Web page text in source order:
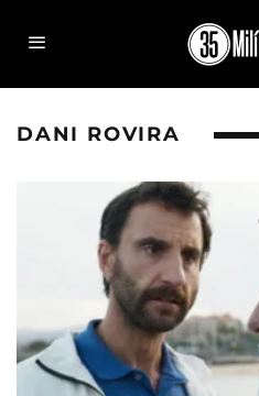
DANI ROVIRA